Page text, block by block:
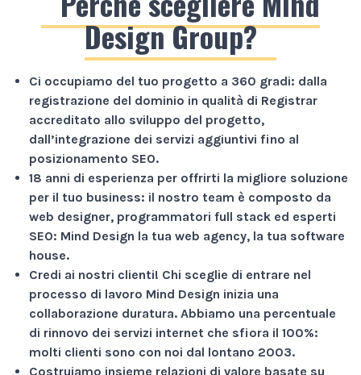
Design Group?
Ci occupiamo del tuo progetto a 360 gradi: dalla
registrazione del dominio in qualità di Registrar
accreditato allo sviluppo del progetto,
dall’integrazione dei servizi aggiuntivi fino al
posizionamento SEO.
18 anni di esperienza per offrirti la migliore soluzione
per il tuo business: il nostro team è composto da
web designer, programmatori full stack ed esperti
SEO: Mind Design la tua web agency, la tua software
house.
Credi ai nostri clienti! Chi sceglie di entrare nel
processo di lavoro Mind Design inizia una
collaborazione duratura. Abbiamo una percentuale
di rinnovo dei servizi internet che sfiora il 100%:
molti clienti sono con noi dal lontano 2003.
Costruiamo insieme relazioni di valore basate su